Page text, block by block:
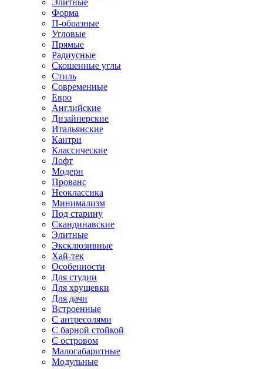
Элитные
Форма
П-образные
Угловые
Прямые
Радиусные
Скошенные углы
Стиль
Современные
Евро
Английские
Дизайнерские
Итальянские
Кантри
Классические
Лофт
Модерн
Прованс
Неоклассика
Минимализм
Под старину
Скандинавские
Элитные
Эксклюзивные
Хай-тек
Особенности
Для студии
Для хрущевки
Для дачи
Встроенные
С антресолями
С барной стойкой
С островом
Малогабаритные
Модульные